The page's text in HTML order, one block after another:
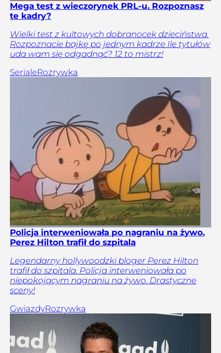
Mega test z wieczorynek PRL-u. Rozpoznasz
te kadry?
Wielki test z kultowych dobranocek dzieciństwa.
Rozpoznacie bajkę po jednym kadrze Ile tytułów
uda wam się odgadnąć? 12 to mistrz!
SerialeRozrywka
Policja interweniowała po nagraniu na żywo.
Perez Hilton trafił do szpitala
Legendarny hollywoodzki bloger Perez Hilton
trafił do szpitala. Policja interweniowała po
niepokojącym nagraniu na żywo. Drastyczne
sceny!
GwiazdyRozrywka